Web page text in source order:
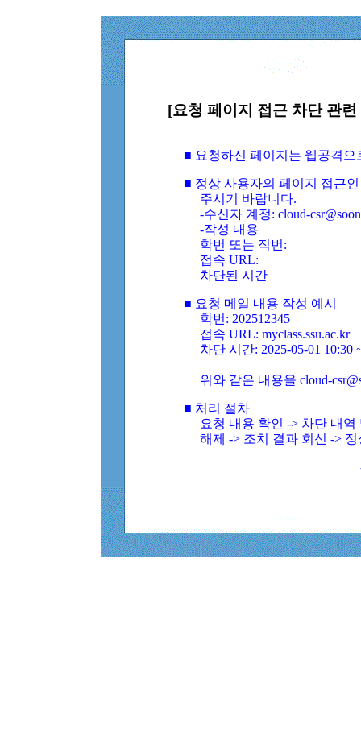
[요청 페이지 접근 차단 관
■ 요청하신 페이지는 웹공격
■ 정상 사용자의 페이지 접근
주시기 바랍니다.
-수신자 계정: cloud-
-작성 내용
학번 또는 직번:
접속 URL:
차단된 시간
■ 요청 메일 내용 작성 예시
학번: 202512345
접속 URL: myclass.ssu.ac.kr
차단 시간: 2025-05-01 10:30
위와 같은 내용을 cloud-
■ 처리 절차
요청 내용 확인 -> 차단 내
해제 -> 조치 결과 회신 ->